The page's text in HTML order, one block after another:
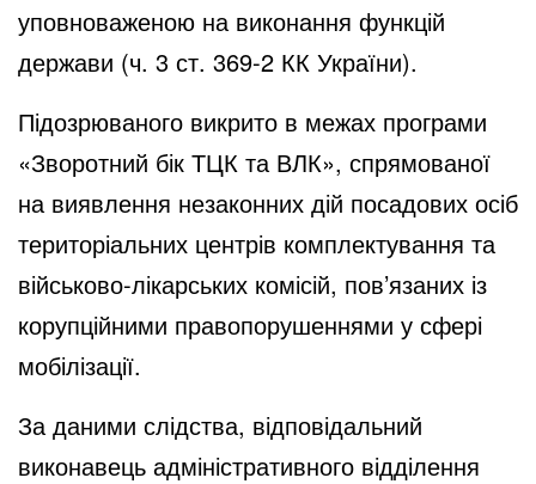
уповноваженою на виконання функцій
держави (ч. 3 ст. 369-2 КК України).
Підозрюваного викрито в межах програми
«Зворотний бік ТЦК та ВЛК», спрямованої
на виявлення незаконних дій посадових осіб
територіальних центрів комплектування та
військово-лікарських комісій, пов’язаних із
корупційними правопорушеннями у сфері
мобілізації.
За даними слідства, відповідальний
виконавець адміністративного відділення